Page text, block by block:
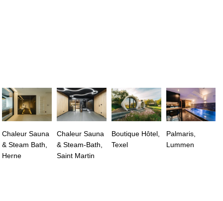
Chaleur Sauna
& Steam Bath,
Herne
Chaleur Sauna
& Steam-Bath,
Saint Martin
Boutique Hôtel,
Texel
Palmaris,
Lummen